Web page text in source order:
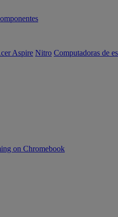
Aspire Nitro Computadoras de
on Chromebook